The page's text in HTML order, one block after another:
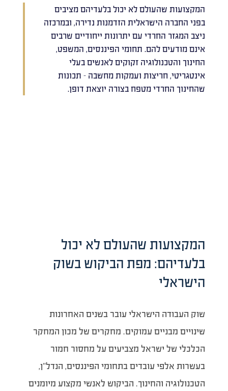
המקצועות שהעולם לא יכול בלעדיהם מציבים
בפני החברה הישראלית הזדמנות נדירה, ובמרכזה
ניצב המגזר החרדי עם יתרונות ייחודיים שרבים
אינם מודעים להם. תחומי הפיננסים, המשפט,
החינוך והטכנולוגיה זקוקים לאנשים בעלי
אינטגריטי, חריצות ועמקות מחשבה – תכונות
שהחינוך החרדי מטפח בצורה יוצאת דופן.
המקצועות שהעולם לא יכול
בלעדיהם: מפת הביקוש בשוק
הישראלי
שוק העבודה הישראלי עובר בשנים האחרונות
שינויים מבניים עמוקים. מחקרים של מכון המחקר
הכלכלי של ישראל מצביעים על מחסור חמור
בעשרות אלפי עובדים בתחומי הפיננסים, הנדל”ן,
הטכנולוגיה והחינוך. הביקוש לאנשי מקצוע מיומנים